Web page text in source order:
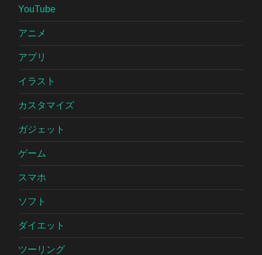
YouTube
アニメ
アプリ
イラスト
カスタマイズ
ガジェット
ゲーム
スマホ
ソフト
ダイエット
ツーリング